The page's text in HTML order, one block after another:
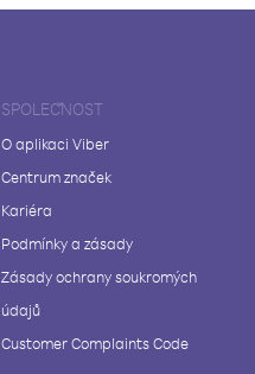
SPOLEČNOST
O aplikaci Viber
Centrum značek
Kariéra
Podmínky a zásady
Zásady ochrany soukromých
údajů
Customer Complaints Code